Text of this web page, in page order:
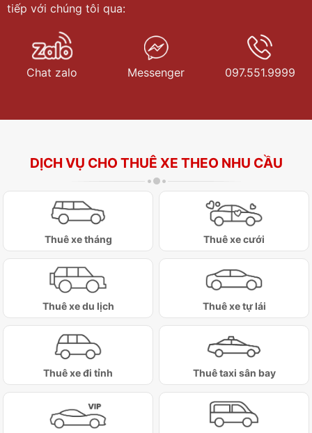
tiếp với chúng tôi qua:
Chat zalo Messenger 097.551.9999
DỊCH VỤ CHO THUÊ XE THEO NHU CẦU
Thuê xe tháng Thuê xe cưới
Thuê xe du lịch Thuê xe tự lái
Thuê xe đi tỉnh Thuê taxi sân bay